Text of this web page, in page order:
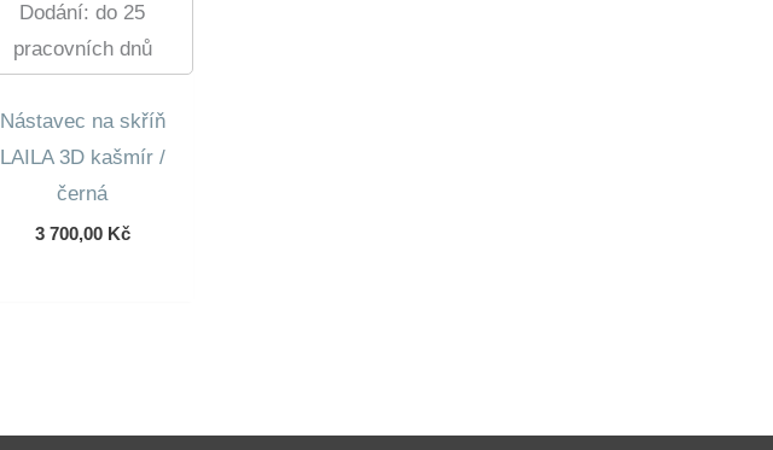
Dodání: do 25
pracovních dnů
Nástavec na skříň
LAILA 3D kašmír /
černá
3 700,00 Kč